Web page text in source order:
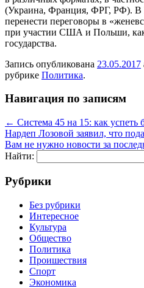
(Украина, Франция, ФРГ, РФ). В
перенести переговоры в
при участии США и Польши,
государства.
Запись опубликована 23.05.2017
рубрике Политика.
Навигация по записям
← Система 45 на 15: как успеть
Нардеп Лозовой заявил, что
Вам не нужно новости за
Найти:
Рубрики
Без рубрики
Интересное
Культура
Общество
Политика
Проишествия
Спорт
Экономика